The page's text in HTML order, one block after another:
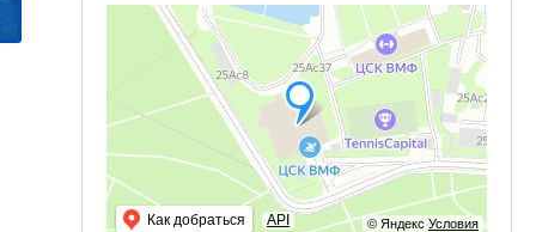
© Яндекс Условия
Как добраться API